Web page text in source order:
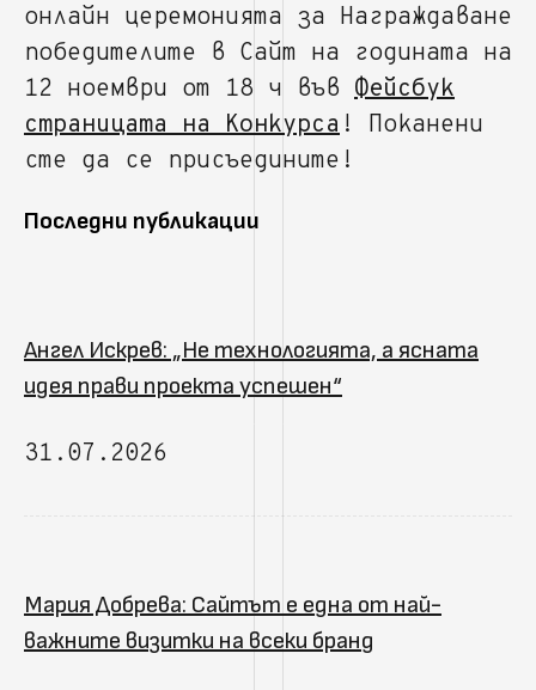
онлайн церемонията за Награждаване
победителите в Сайт на годината на
12 ноември от 18 ч във Фейсбук
страницата на Конкурса! Поканени
сте да се присъедините!
Последни публикации
Ангел Искрев: „Не технологията, а ясната
идея прави проекта успешен“
31.07.2026
Мария Добрева: Сайтът е една от най-
важните визитки на всеки бранд